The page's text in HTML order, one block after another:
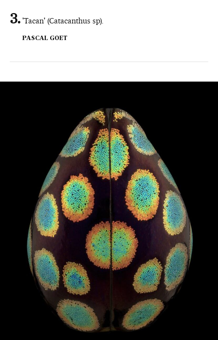
'Tacan' (Catacanthus sp).
PASCAL GOET